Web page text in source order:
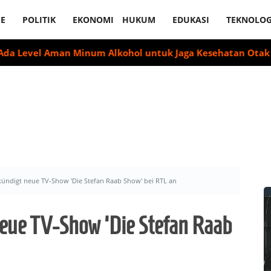
POLITIK EKONOMI HUKUM EDUKASI
Aman Minum Alkohol untuk Jaga Kesehatan Otak Labour
neue TV-Show 'Die Stefan Raab Show' bei RTL an
TV-Show 'Die Stefan Raab